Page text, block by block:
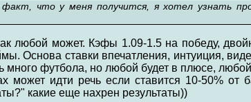
что у меня получится, я хотел узнать
любой может. Кэфы 1.09-1.5 на победу,
Основа ставки впечатления, интуиция,
много футбола, но любой будет в плюсе,
может идти речь если ставится 10-50% от
какие еще нахрен результаты))